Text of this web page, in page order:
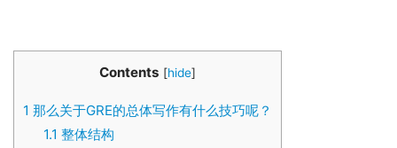
Contents [hide]
1 那么关于GRE的总体写作有什么技巧呢？
1.1 整体结构